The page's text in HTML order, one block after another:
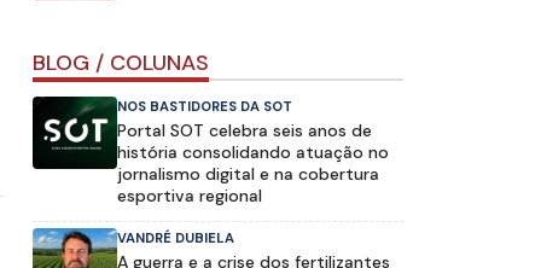
BLOG / COLUNAS
NOS BASTIDORES DA SOT
Portal SOT celebra seis anos de
história consolidando atuação no
jornalismo digital e na cobertura
esportiva regional
VANDRÉ DUBIELA
A guerra e a crise dos fertilizantes